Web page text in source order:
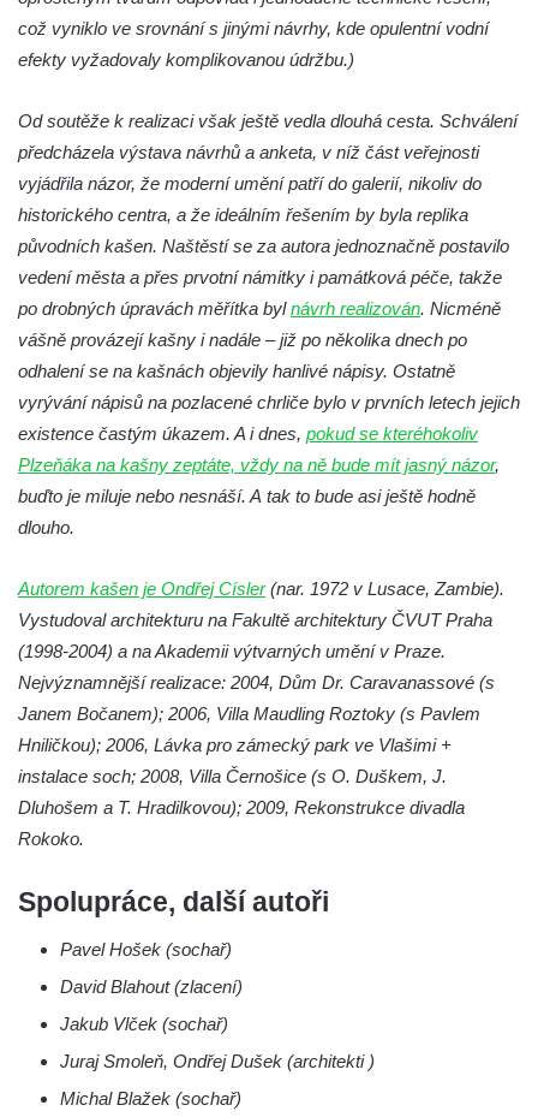
Fontána v atriu magistrátu v Ústí nad
Labem
Mozartova fontána v Blüherově parku
Kašna před budovou sýpky v zámeckém
areálu v Liběchově
Kašna u obecního úřadu v Jetřichovicích
Kašna v parku v Horním Podluží
Kašna Hynie na kruhovém objezdu u
náměstí Svobody v Teplicích
Kašna Glaverbel v ulici Alejní u zámecké
Zabrušanech
Kašna v zámecké zahradě v Duchcově
Kamenná nádrž na vodu II. na hřbitově ve
Šluknově
Kamenná nádrž na vodu II. na hřbitově ve
Chřibské
Kašna Tritonů na náměstí Republiky v
v Hradci Králové
Kašna se sousoším Vinobraní na náměstí
Míru v Mělníku
což vyniklo ve srovnání s jinými návrhy, kde opulentní vodní
efekty vyžadovaly komplikovanou údržbu.)
Od soutěže k realizaci však ještě vedla dlouhá cesta. Schválení
předcházela výstava návrhů a anketa, v níž část veřejnosti
vyjádřila názor, že moderní umění patří do galerií, nikoliv do
historického centra, a že ideálním řešením by byla replika
původních kašen. Naštěstí se za autora jednoznačně postavilo
vedení města a přes prvotní námitky i památková péče, takže
po drobných úpravách měřítka bylnávrh realizován. Nicméně
vášně provázejí kašny i nadále – již po několika dnech po
odhalení se na kašnách objevily hanlivé nápisy. Ostatně
vyrývání nápisů na pozlacené chrliče bylo v prvních letech jejich
existence častým úkazem. A i dnes, pokud se kteréhokoliv
Plzeňáka na kašny zeptáte, vždy na ně bude mít jasný názor,
buďto je miluje nebo nesnáší. A tak to bude asi ještě hodně
dlouho.
Autorem kašen je Ondřej Císler(nar. 1972 v Lusace, Zambie).
Vystudoval architekturu na Fakultě architektury ČVUT Praha
(1998-2004) a na Akademii výtvarných umění v Praze.
Nejvýznamnější realizace: 2004, Dům Dr. Caravanassové (s
Janem Bočanem); 2006, Villa Maudling Roztoky (s Pavlem
Hniličkou); 2006, Lávka pro zámecký park ve Vlašimi +
instalace soch; 2008, Villa Černošice (s O. Duškem, J.
Dluhošem a T. Hradilkovou); 2009, Rekonstrukce divadla
Rokoko.
Spolupráce, další autoři
Pavel Hošek (sochař)
David Blahout (zlacení)
Jakub Vlček (sochař)
Juraj Smoleň, Ondřej Dušek (architekti )
Michal Blažek (sochař)